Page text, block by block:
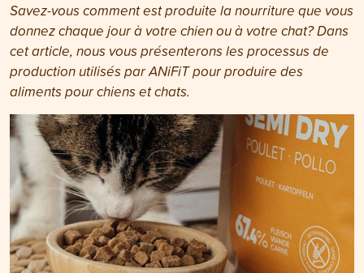
Savez-vous comment est produite la nourriture que vous
donnez chaque jour à votre chien ou à votre chat? Dans
cet article, nous vous présenterons les processus de
production utilisés par ANiFiT pour produire des
aliments pour chiens et chats.